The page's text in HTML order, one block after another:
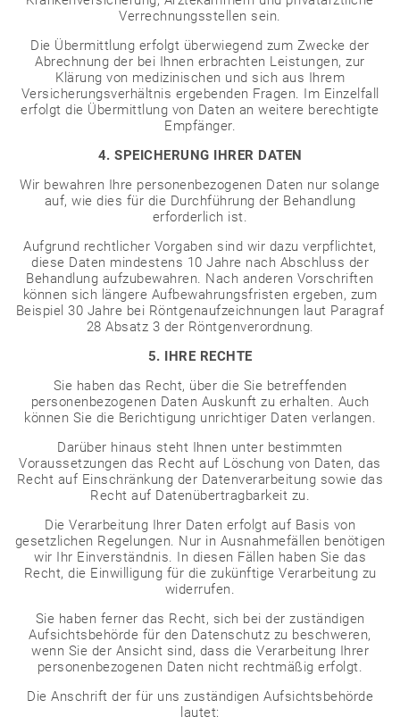
Verrechnungsstellen sein.
Die Übermittlung erfolgt überwiegend zum Zwecke der
Abrechnung der bei Ihnen erbrachten Leistungen, zur
Klärung von medizinischen und sich aus Ihrem
Versicherungsverhältnis ergebenden Fragen. Im Einzelfall
erfolgt die Übermittlung von Daten an weitere berechtigte
Empfänger.
4. SPEICHERUNG IHRER DATEN
Wir bewahren Ihre personenbezogenen Daten nur solange
auf, wie dies für die Durchführung der Behandlung
erforderlich ist.
Aufgrund rechtlicher Vorgaben sind wir dazu verpflichtet,
diese Daten mindestens 10 Jahre nach Abschluss der
Behandlung aufzubewahren. Nach anderen Vorschriften
können sich längere Aufbewahrungsfristen ergeben, zum
Beispiel 30 Jahre bei Röntgenaufzeichnungen laut Paragraf
28 Absatz 3 der Röntgenverordnung.
5. IHRE RECHTE
Sie haben das Recht, über die Sie betreffenden
personenbezogenen Daten Auskunft zu erhalten. Auch
können Sie die Berichtigung unrichtiger Daten verlangen.
Darüber hinaus steht Ihnen unter bestimmten
Voraussetzungen das Recht auf Löschung von Daten, das
Recht auf Einschränkung der Datenverarbeitung sowie das
Recht auf Datenübertragbarkeit zu.
Die Verarbeitung Ihrer Daten erfolgt auf Basis von
gesetzlichen Regelungen. Nur in Ausnahmefällen benötigen
wir Ihr Einverständnis. In diesen Fällen haben Sie das
Recht, die Einwilligung für die zukünftige Verarbeitung zu
widerrufen.
Sie haben ferner das Recht, sich bei der zuständigen
Aufsichtsbehörde für den Datenschutz zu beschweren,
wenn Sie der Ansicht sind, dass die Verarbeitung Ihrer
personenbezogenen Daten nicht rechtmäßig erfolgt.
Die Anschrift der für uns zuständigen Aufsichtsbehörde
lautet: